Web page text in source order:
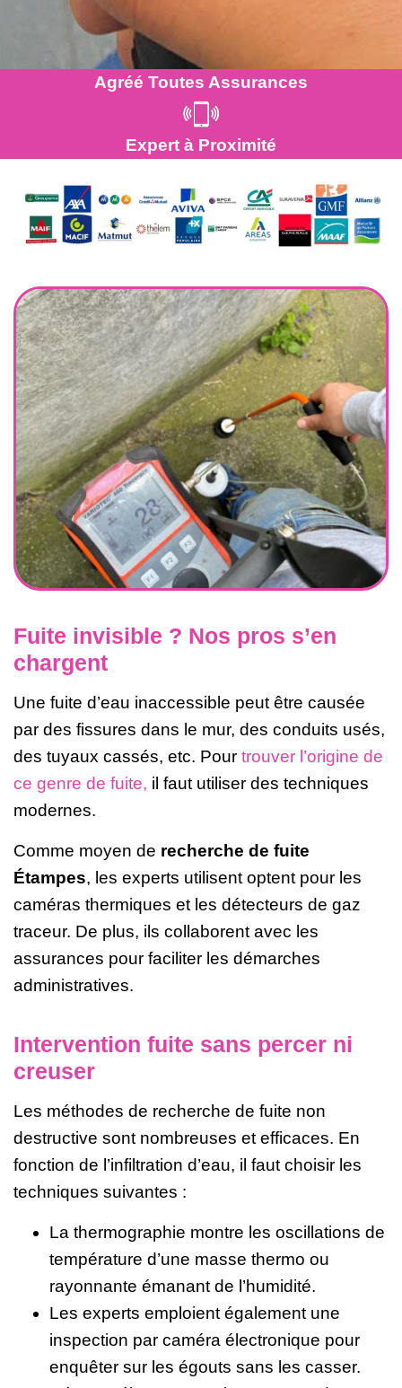
Agréé Toutes Assurances
Expert à Proximité
Fuite invisible ? Nos pros s’en
chargent
Une fuite d’eau inaccessible peut être causée
par des fissures dans le mur, des conduits usés,
des tuyaux cassés, etc. Pour trouver l’origine de
ce genre de fuite, il faut utiliser des techniques
modernes.
Comme moyen de recherche de fuite
Étampes, les experts utilisent optent pour les
caméras thermiques et les détecteurs de gaz
traceur. De plus, ils collaborent avec les
assurances pour faciliter les démarches
administratives.
Intervention fuite sans percer ni
creuser
Les méthodes de recherche de fuite non
destructive sont nombreuses et efficaces. En
fonction de l’infiltration d’eau, il faut choisir les
techniques suivantes :
La thermographie montre les oscillations de
température d’une masse thermo ou
rayonnante émanant de l’humidité.
Les experts emploient également une
inspection par caméra électronique pour
enquêter sur les égouts sans les casser.